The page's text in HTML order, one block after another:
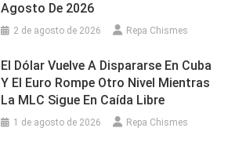
Agosto De 2026
2 de agosto de 2026 Repa Chismes
El Dólar Vuelve A Dispararse En Cuba
Y El Euro Rompe Otro Nivel Mientras
La MLC Sigue En Caída Libre
1 de agosto de 2026 Repa Chismes